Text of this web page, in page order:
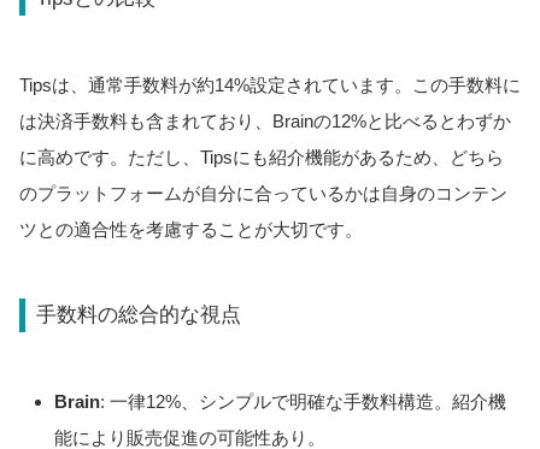
Tipsは、通常手数料が約14%設定されています。この手数料に
は決済手数料も含まれており、Brainの12%と比べるとわずか
に高めです。ただし、Tipsにも紹介機能があるため、どちら
のプラットフォームが自分に合っているかは自身のコンテン
ツとの適合性を考慮することが大切です。
手数料の総合的な視点
Brain: 一律12%、シンプルで明確な手数料構造。紹介機
能により販売促進の可能性あり。